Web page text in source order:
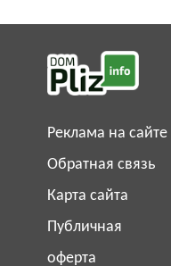
Реклама на сайте
Обратная связь
Карта сайта
Публичная
оферта